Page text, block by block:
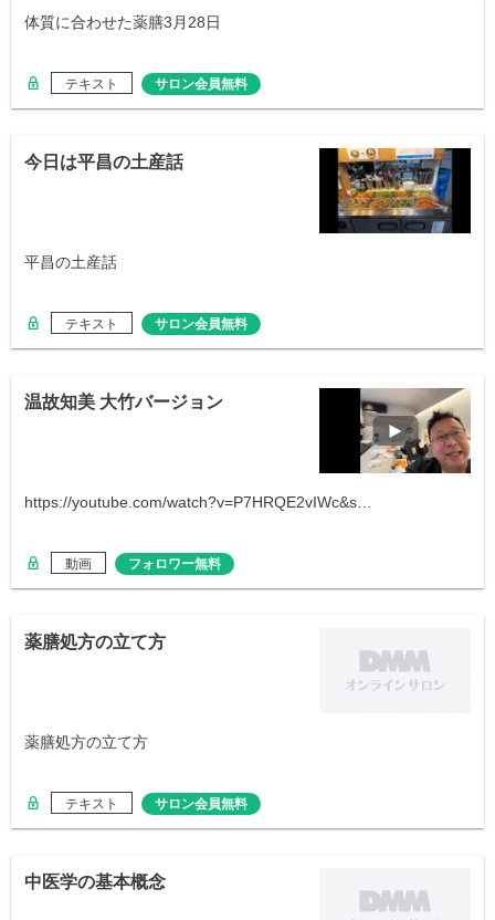
体質に合わせた薬膳3月28日
テキスト サロン会員無料
今日は平昌の土産話
平昌の土産話
テキスト サロン会員無料
温故知美 大竹バージョン
https://youtube.com/watch?v=P7HRQE2vIWc&s…
動画 フォロワー無料
薬膳処方の立て方
薬膳処方の立て方
テキスト サロン会員無料
中医学の基本概念